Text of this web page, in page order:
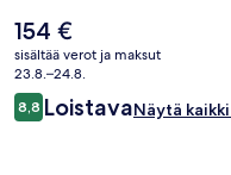
liikenteen yhteyksistä:
ja Queenswayn metroasema
Nykyinen
hinta
on
154 €
154 €
sisältää verot ja maksut
23.8.–24.8.
Arvostelut
8,88,8 kautta 10.
LoistavaNäytä